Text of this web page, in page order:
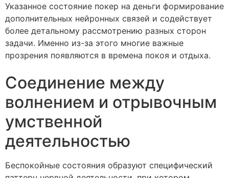
Указанное состояние покер на деньги формирование
дополнительных нейронных связей и содействует
более детальному рассмотрению разных сторон
задачи. Именно из-за этого многие важные
прозрения появляются в времена покоя и отдыха.
Соединение между
волнением и отрывочным
умственной
деятельностью
Беспокойные состояния образуют специфический